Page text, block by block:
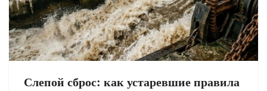
Слепой сброс: как устаревшие правила